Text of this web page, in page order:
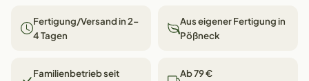
Fertigung/Versand in 2–
4 Tagen
Aus eigener Fertigung in
Pößneck
Familienbetrieb seit
Ab 79 €